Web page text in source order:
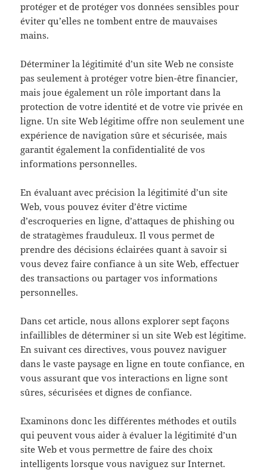
protéger et de protéger vos données sensibles pour
éviter qu’elles ne tombent entre de mauvaises
mains.
Déterminer la légitimité d’un site Web ne consiste
pas seulement à protéger votre bien-être financier,
mais joue également un rôle important dans la
protection de votre identité et de votre vie privée en
ligne. Un site Web légitime offre non seulement une
expérience de navigation sûre et sécurisée, mais
garantit également la confidentialité de vos
informations personnelles.
En évaluant avec précision la légitimité d’un site
Web, vous pouvez éviter d’être victime
d’escroqueries en ligne, d’attaques de phishing ou
de stratagèmes frauduleux. Il vous permet de
prendre des décisions éclairées quant à savoir si
vous devez faire confiance à un site Web, effectuer
des transactions ou partager vos informations
personnelles.
Dans cet article, nous allons explorer sept façons
infaillibles de déterminer si un site Web est légitime.
En suivant ces directives, vous pouvez naviguer
dans le vaste paysage en ligne en toute confiance, en
vous assurant que vos interactions en ligne sont
sûres, sécurisées et dignes de confiance.
Examinons donc les différentes méthodes et outils
qui peuvent vous aider à évaluer la légitimité d’un
site Web et vous permettre de faire des choix
intelligents lorsque vous naviguez sur Internet.